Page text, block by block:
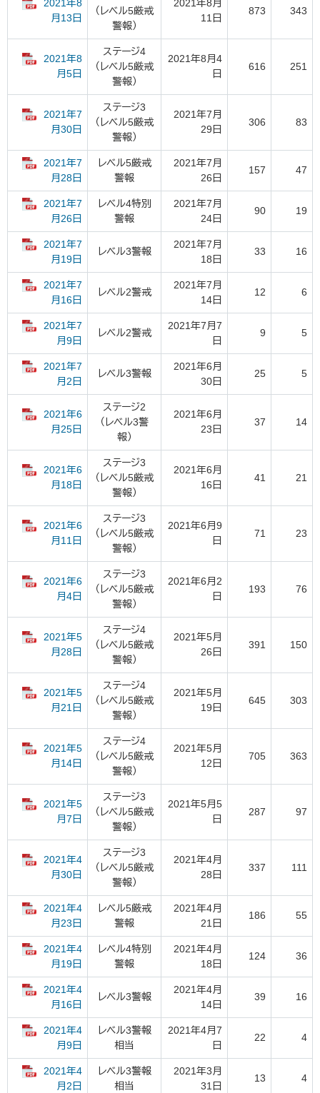
2021年8
月13日
（レベル5厳戒
警報）
2021年8月
11日
873 343
2021年8
月5日
ステージ4
（レベル5厳戒
警報）
2021年8月4
日
616 251
2021年7
月30日
ステージ3
（レベル5厳戒
警報）
2021年7月
29日
306 83
2021年7
月28日
レベル5厳戒
警報
2021年7月
26日
157 47
2021年7
月26日
レベル4特別
警報
2021年7月
24日
90 19
2021年7
月19日
レベル3警報
2021年7月
18日
33 16
2021年7
月16日
レベル2警戒
2021年7月
14日
12 6
2021年7
月9日
レベル2警戒
2021年7月7
日
9 5
2021年7
月2日
レベル3警報
2021年6月
30日
25 5
2021年6
月25日
ステージ2
（レベル3警
報）
2021年6月
23日
37 14
2021年6
月18日
ステージ3
（レベル5厳戒
警報）
2021年6月
16日
41 21
2021年6
月11日
ステージ3
（レベル5厳戒
警報）
2021年6月9
日
71 23
2021年6
月4日
ステージ3
（レベル5厳戒
警報）
2021年6月2
日
193 76
2021年5
月28日
ステージ4
（レベル5厳戒
警報）
2021年5月
26日
391 150
2021年5
月21日
ステージ4
（レベル5厳戒
警報）
2021年5月
19日
645 303
2021年5
月14日
ステージ4
（レベル5厳戒
警報）
2021年5月
12日
705 363
2021年5
月7日
ステージ3
（レベル5厳戒
警報）
2021年5月5
日
287 97
2021年4
月30日
ステージ3
（レベル5厳戒
警報）
2021年4月
28日
337 111
2021年4
月23日
レベル5厳戒
警報
2021年4月
21日
186 55
2021年4
月19日
レベル4特別
警報
2021年4月
18日
124 36
2021年4
月16日
レベル3警報
2021年4月
14日
39 16
2021年4
月9日
レベル3警報
相当
2021年4月7
日
22 4
2021年4
月2日
レベル3警報
相当
2021年3月
31日
13 4